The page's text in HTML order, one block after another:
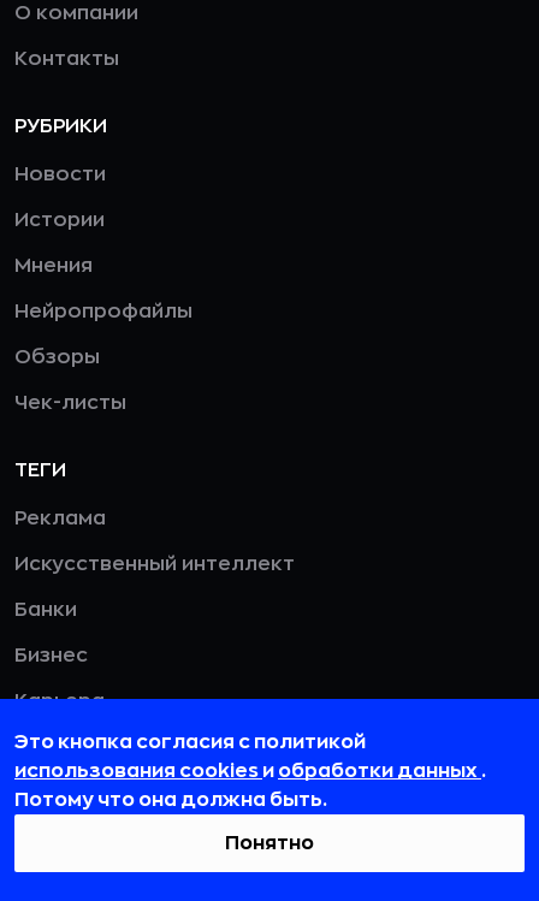
О компании
Контакты
РУБРИКИ
Новости
Истории
Мнения
Нейропрофайлы
Обзоры
Чек-листы
ТЕГИ
Реклама
Искусственный интеллект
Банки
Бизнес
Карьера
Кибербезопасность
Дизайн
Это кнопка согласия с политикой
использования cookies и обработки данных .
Потому что она должна быть.
Понятно